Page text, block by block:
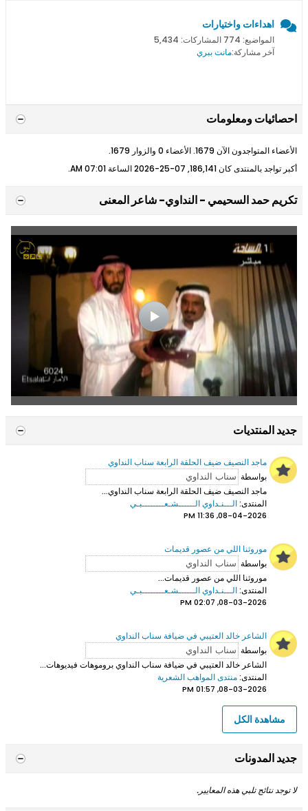
اهداءات واختيارات
المواضيع: 774 المشاركات: 5,434
آخر مشاركة:مانت ببري
احصائيات ومعلومات
الأعضاء المتواجدون الآن 1679. الأعضاء 0 والزوار 1679.
أكبر تواجد بالمنتدى كان 186,141, 07-25-2026 الساعة
07:01 AM
.
تكريم حمد السحيمي - النداوي- شاعر المعنى
جديد المنتديات
ماجد النصيف ضيف الحلقة الرابعة سناب النداوي
بواسطة
ماجد النصيف ضيف الحلقة الرابعة سناب النداوي...
المنتدى:الـــنـداوي الــــــشـعــــــــبـي
08-04-2026, 11:36 PM
موروثنا اللي من عصور قديمات
بواسطة
موروثنا اللي من عصور قديمات...
المنتدى:الـــنـداوي الــــــشـعــــــــبـي
08-03-2026, 02:07 PM
الشاعر خالد العتيبي في ضيافة سناب النداوي
بواسطة
الشاعر خالد العتيبي في ضيافة سناب النداوي بروموهات فيديوهات...
المنتدى:منتدى المواهب الشعرية
08-03-2026, 01:57 PM
مشاهدة الكل
جديد المدونات
لا توجد نتائج تلبي هذه المعايير.